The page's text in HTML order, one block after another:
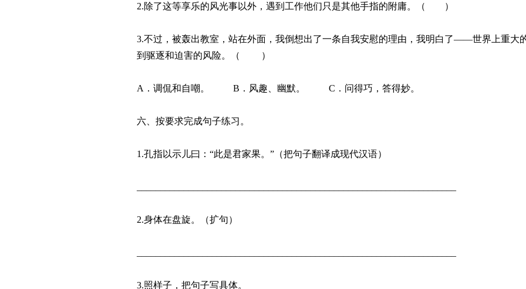
2.除了这等享乐的风光事以外，遇到工作他们只是其他手指的附庸。（ ）
3.不过，被轰出教室，站在外面，我倒想出了一条自我安慰的理由，我明白了——世界上重大
到驱逐和迫害的风险。（ ）
A．调侃和自嘲。 B．风趣、幽默。 C．问得巧，答得妙。
六、按要求完成句子练习。
1.孔指以示儿曰：“此是君家果。”（把句子翻译成现代汉语）
2.身体在盘旋。（扩句）
3.照样子，把句子写具体。